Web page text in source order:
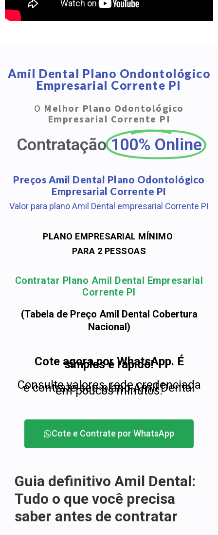
Amil Dental Plano Ondontológico
Empresarial Corrente PI
O Melhor Plano Odontológico
Empresarial Corrente PI
Contratação 100% Online
Preços Amil Dental Plano Odontológico
Empresarial Corrente PI
Valor para plano Amil Dental empresarial Corrente PI
PLANO EMPRESARIAL MÍNIMO
PARA 2 PESSOAS
Contratar Plano Amil Dental Empresarial
Corrente PI
(Tabela de Preço Amil Dental Cobertura
Nacional)
Cote agora por WhatsApp. É
simples e rápido!
Consulte valores, rede credenciada
e contrate seu plano Amil Dental
em poucos minutos.
Cote e Contrate por WhatsApp
Guia definitivo Amil Dental:
Tudo o que você precisa
saber antes de contratar